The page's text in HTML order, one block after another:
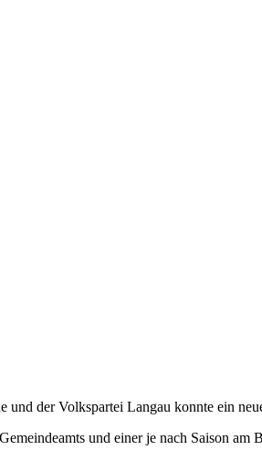
und der Volkspartei Langau konnte ein
und einer je nach Saison am